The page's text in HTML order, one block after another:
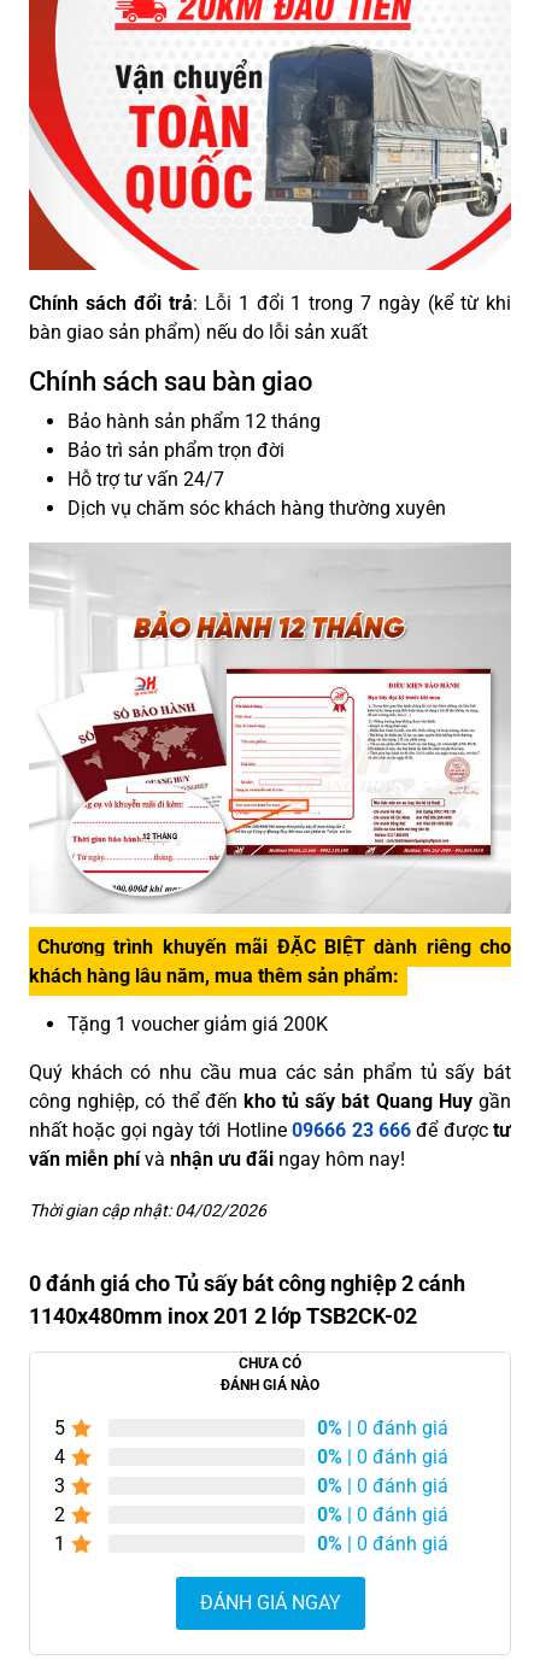
Chính sách đổi trả: Lỗi 1 đổi 1 trong 7 ngày (kể từ khi
bàn giao sản phẩm) nếu do lỗi sản xuất
Chính sách sau bàn giao
Bảo hành sản phẩm 12 tháng
Bảo trì sản phẩm trọn đời
Hỗ trợ tư vấn 24/7
Dịch vụ chăm sóc khách hàng thường xuyên
Chương trình khuyến mãi ĐẶC BIỆT dành riêng cho
khách hàng lâu năm, mua thêm sản phẩm:
Tặng 1 voucher giảm giá 200K
Quý khách có nhu cầu mua các sản phẩm tủ sấy bát
công nghiệp, có thể đến kho tủ sấy bát Quang Huygần
nhất hoặc gọi ngày tới Hotline09666 23 666để đượctư
vấn miễn phívà nhận ưu đãi ngay hôm nay!
Thời gian cập nhật: 04/02/2026
0 đánh giá cho Tủ sấy bát công nghiệp 2 cánh
1140x480mm inox 201 2 lớp TSB2CK-02
CHƯA CÓ
ĐÁNH GIÁ NÀO
5 0% | 0 đánh giá
4
0% | 0 đánh giá
3
0% | 0 đánh giá
2
0% | 0 đánh giá
1
0% | 0 đánh giá
ĐÁNH GIÁ NGAY